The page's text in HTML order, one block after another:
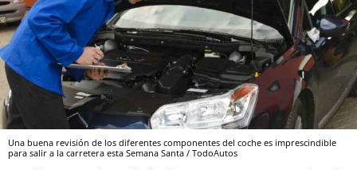
Una buena revisión de los diferentes componentes del coche es imprescindible
para salir a la carretera esta Semana Santa / TodoAutos